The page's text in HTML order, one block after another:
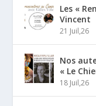
Les «
Vincent
21 Juil,26
Nos
« Le
18 Juil,26